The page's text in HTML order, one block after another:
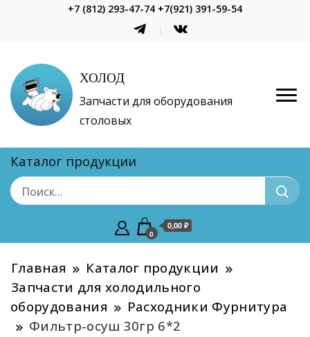
+7 (812) 293-47-74 +7(921) 391-59-54
ХОЛОД
Запчасти для оборудования
столовых
Каталог продукции
0
0,00 ₽
Главная
Каталог продукции
Запчасти для холодильного
оборудования
Расходники Фурнитура
Фильтр-осуш 30гр 6*2